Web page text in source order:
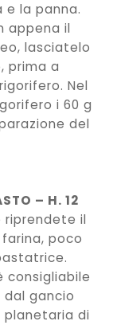
la panna.
appena il
lasciatelo
prima a
Nel
i 60 g
del
– H. 12
riprendete il
poco
consigliabile
gancio
di